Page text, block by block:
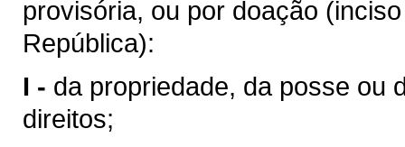
provisória, ou por doação
República):
I - da propriedade, da posse ou
direitos;